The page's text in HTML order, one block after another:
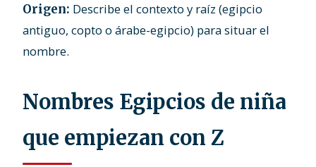
Origen: Describe el contexto y raíz (egipcio
antiguo, copto o árabe-egipcio) para situar el
nombre.
Nombres Egipcios de niña
que empiezan con Z